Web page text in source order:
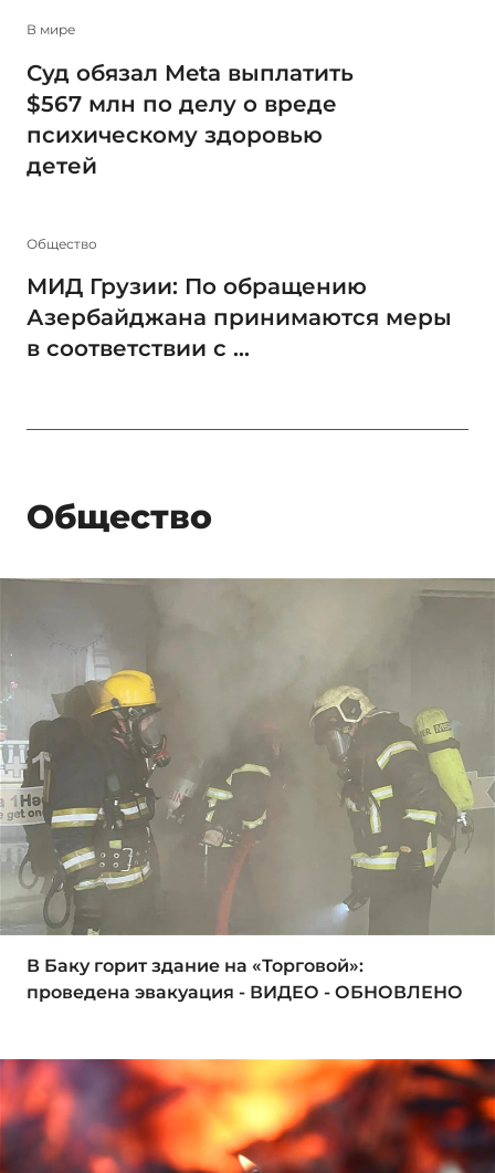
В мире
Суд обязал Meta выплатить
$567 млн по делу о вреде
психическому здоровью
детей
Общество
МИД Грузии: По обращению
Азербайджана принимаются меры
в соответствии с ...
Общество
В Баку горит здание на «Торговой»:
проведена эвакуация - ВИДЕО - ОБНОВЛЕНО